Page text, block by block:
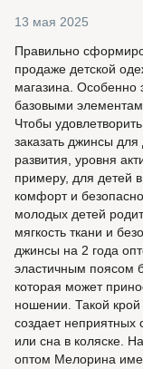
13 мая 2025
Правильно
продаже детской
магазина. Особенно
базовыми
Чтобы
заказать джинсы
развития, уровня
примеру, для детей
комфорт и
молодых детей
мягкость ткани и
джинсы на 2 года
эластичным поясом
которая может
ношении. Такой крой
создает
или сна в коляске.
оптом Мелорина